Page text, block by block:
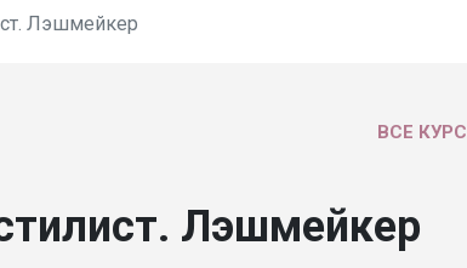
Лэшмейкер
ВСЕ
Лэшмейкер